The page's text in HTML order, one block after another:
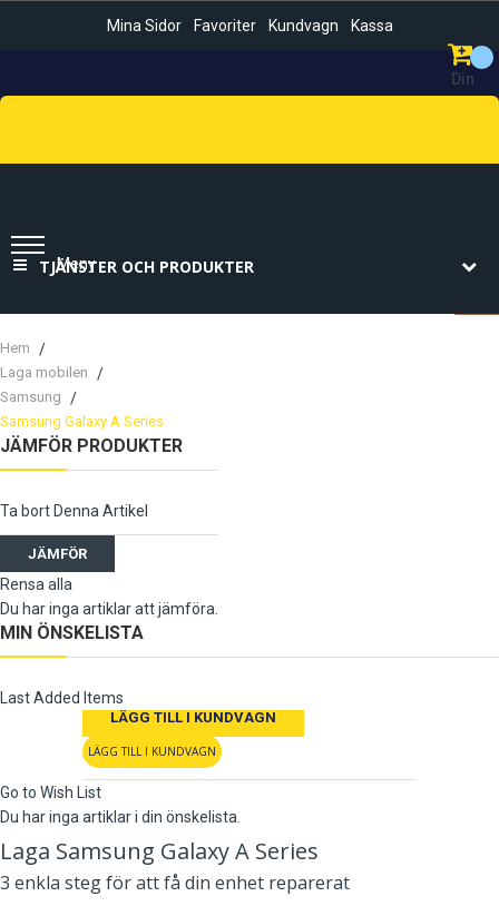
Mina Sidor Favoriter Kundvagn Kassa
Din
Kundvagn
Sök
TJÄNSTER OCH PRODUKTER
Meny
Hem
Laga mobilen
Samsung
Samsung Galaxy A Series
JÄMFÖR PRODUKTER
Ta bort Denna Artikel
JÄMFÖR
Rensa alla
Du har inga artiklar att jämföra.
MIN ÖNSKELISTA
Last Added Items
LÄGG TILL I KUNDVAGN
LÄGG TILL I KUNDVAGN
Go to Wish List
Du har inga artiklar i din önskelista.
Laga Samsung Galaxy A Series
3 enkla steg för att få din enhet reparerat